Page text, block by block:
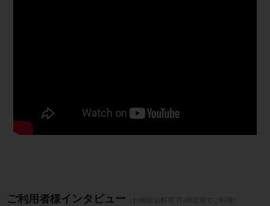
ご利用者様インタビュー （お掃除/お料理 月2回定期でご利用）